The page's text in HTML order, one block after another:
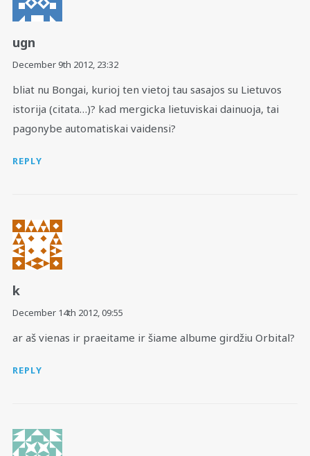
ugn
December 9th 2012, 23:32
bliat nu Bongai, kurioj ten vietoj tau sasajos su Lietuvos
istorija (citata…)? kad mergicka lietuviskai dainuoja, tai
pagonybe automatiskai vaidensi?
REPLY
k
December 14th 2012,09:55
ar aš vienas ir praeitame ir šiame albume girdžiu Orbital?
REPLY